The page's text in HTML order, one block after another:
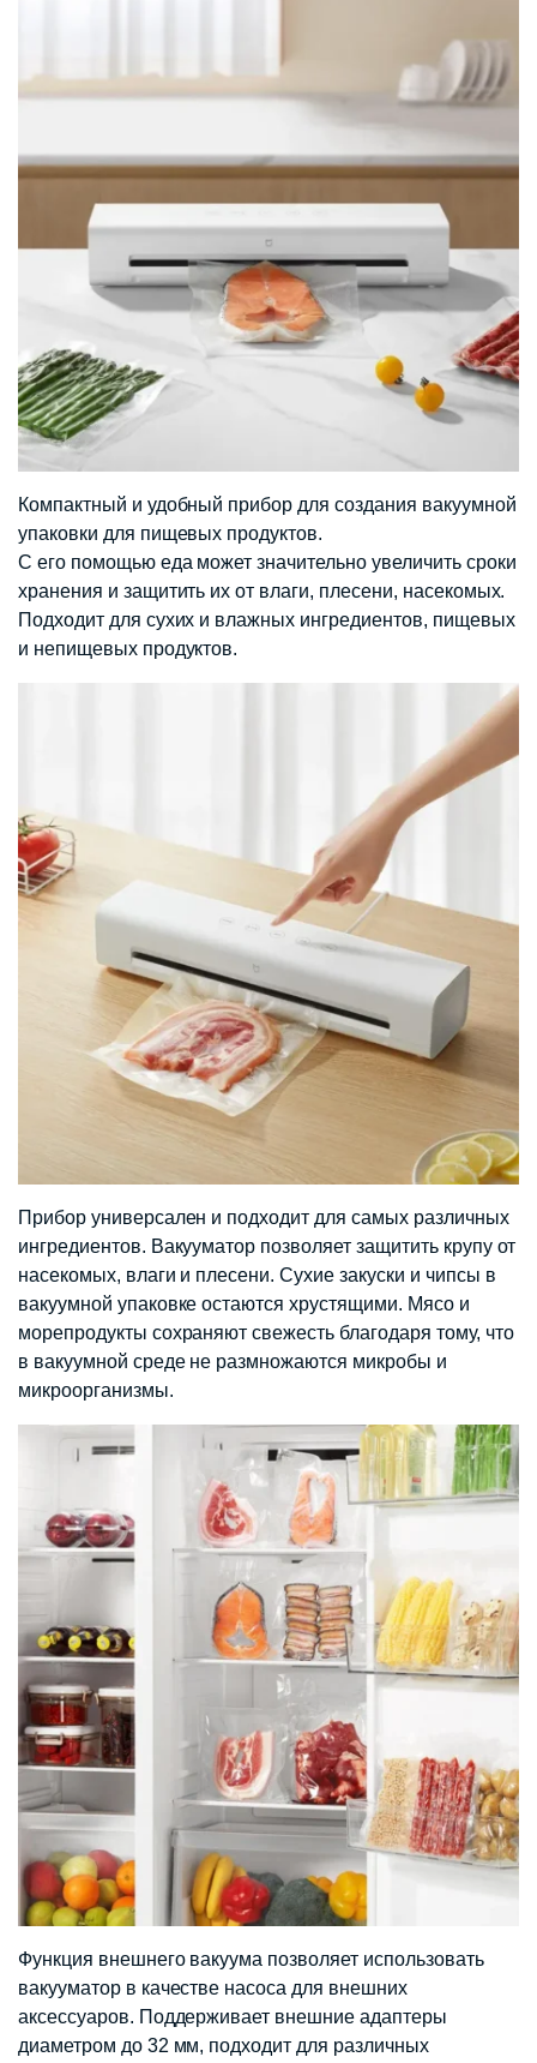
Компактный и удобный прибор для создания вакуумной
упаковки для пищевых продуктов.
С его помощью еда может значительно увеличить сроки
хранения и защитить их от влаги, плесени, насекомых.
Подходит для сухих и влажных ингредиентов, пищевых
и непищевых продуктов.
Прибор универсален и подходит для самых различных
ингредиентов. Вакууматор позволяет защитить крупу от
насекомых, влаги и плесени. Сухие закуски и чипсы в
вакуумной упаковке остаются хрустящими. Мясо и
морепродукты сохраняют свежесть благодаря тому, что
в вакуумной среде не размножаются микробы и
микроорганизмы.
Функция внешнего вакуума позволяет использовать
вакууматор в качестве насоса для внешних
аксессуаров. Поддерживает внешние адаптеры
диаметром до 32 мм, подходит для различных